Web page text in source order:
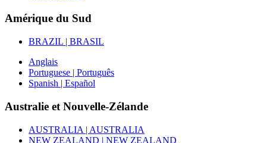
Amérique du Sud
BRAZIL | BRASIL
Anglais
Portuguese | Português
Spanish | Español
Australie et Nouvelle-Zélande
AUSTRALIA | AUSTRALIA
NEW ZEALAND | NEW ZEALAND